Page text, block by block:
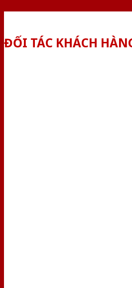
ĐỐI TÁC KHÁCH